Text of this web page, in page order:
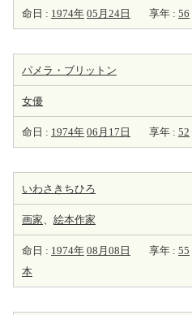
命日 : 1974年 05月24日 享年 : 56
パメラ・ブリットン
女優
命日 : 1974年 06月17日 享年 : 52
いわさきちひろ
画家、 絵本作家
命日 : 1974年 08月08日 享年 : 55
本